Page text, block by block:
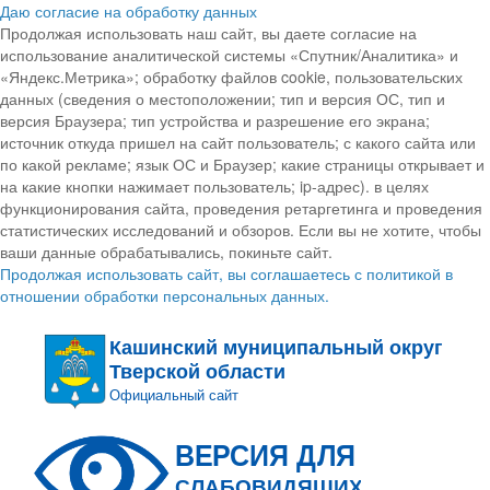
Даю согласие на обработку данных
Продолжая использовать наш сайт, вы даете согласие на
использование аналитической системы «Спутник/Аналитика» и
«Яндекс.Метрика»; обработку файлов cookie, пользовательских
данных (сведения о местоположении; тип и версия ОС, тип и
версия Браузера; тип устройства и разрешение его экрана;
источник откуда пришел на сайт пользователь; с какого сайта или
по какой рекламе; язык ОС и Браузер; какие страницы открывает и
на какие кнопки нажимает пользователь; ip-адрес). в целях
функционирования сайта, проведения ретаргетинга и проведения
статистических исследований и обзоров. Если вы не хотите, чтобы
ваши данные обрабатывались, покиньте сайт.
Продолжая использовать сайт, вы соглашаетесь с политикой в
отношении обработки персональных данных.